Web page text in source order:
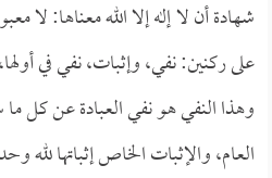
شهادة أن لا إله إلا الله معناها: لا
على ركنين: نفي، وإثبات، نفي في
وهذا النفي هو نفي العبادة عن كل
العام، والإثبات الخاص إثباتها لله